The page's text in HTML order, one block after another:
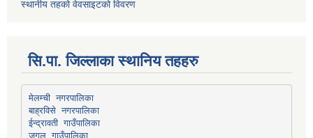
स्थानीय तहको वेवसाइटको विवरण
सि.पा. जिल्लाका स्थानिय तहहरु
मेलम्ची नगरपालिका
बाह्रविसे नगरपालिका
ईन्द्रावती गाउँपालिका
जुगल गाउँपालिका